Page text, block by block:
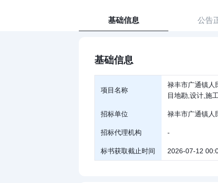
基础信息 公告
基础信息
项目名称
禄丰市广通镇人
目地勘,设计,施
招标单位 禄丰市广通镇人
招标代理机构 -
标书获取截止时间 2026-07-12